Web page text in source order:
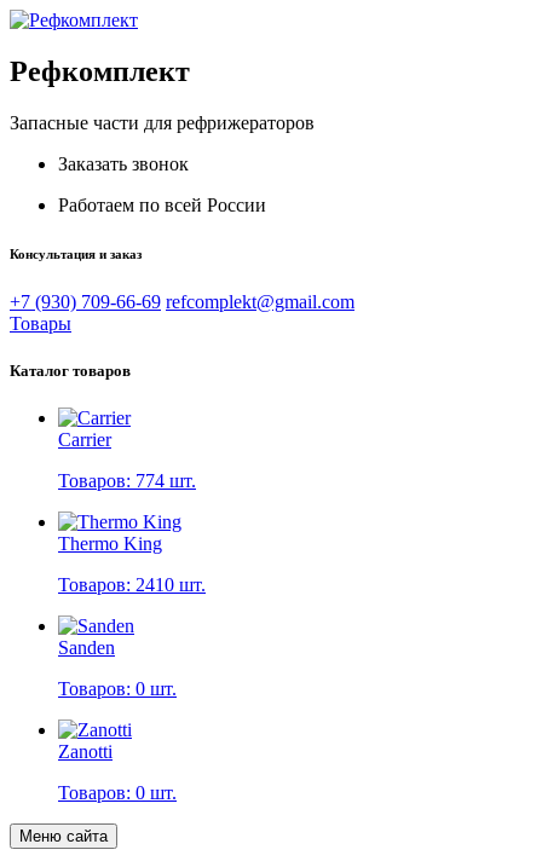
Рефкомплект
Запасные части для рефрижераторов
Заказать звонок
Работаем по всей России
Консультация и заказ
+7 (930) 709-66-69 refcomplekt@gmail.com
Товары
Каталог товаров
Carrier
Товаров: 774 шт.
Thermo King
Товаров: 2410 шт.
Sanden
Товаров: 0 шт.
Zanotti
Товаров: 0 шт.
Меню сайта